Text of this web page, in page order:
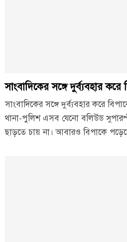
সাংবাদিকের সঙ্গে দুর্ব্যবহার
সাংবাদিকের সঙ্গে দুর্ব্যবহার করে
থানা-পুলিশ এসব যেনো বলিউড
ছাড়তে চায় না। আবারও বিপাকে